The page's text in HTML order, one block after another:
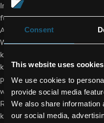
Consent
This website uses cookies
We use cookies to
provide social media
We also share information
our social media,
Implementierung einer neuen
für die A321neo (New Engine
Automatisierung des
Weitere Vorteile der
kurze Leadtimes und damit
konnte auch ein Ratenanstieg
pro Monat erzielt werden. „In
wurden nach und nach circa
Ratenanstieg macht diese
können wir unseren Kunden